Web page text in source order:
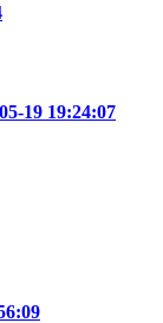
19 19:24:07